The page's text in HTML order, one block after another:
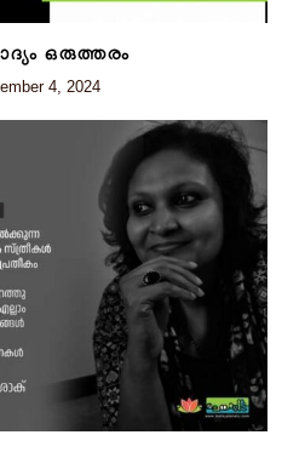
ഒരുത്തരം
4, 2024